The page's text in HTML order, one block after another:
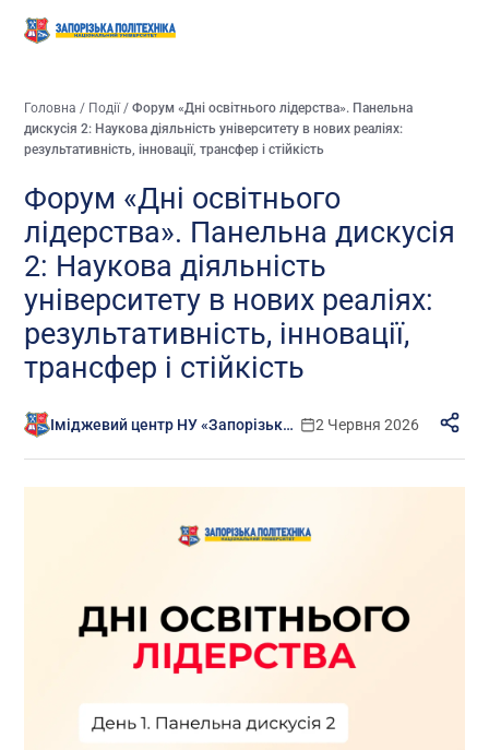
Головна / Події/Форум «Дні освітнього лідерства». Панельна
дискусія 2: Наукова діяльність університету в нових реаліях:
результативність, інновації, трансфер і стійкість
Форум «Дні освітнього
лідерства». Панельна дискусія
2: Наукова діяльність
університету в нових реаліях:
результативність, інновації,
трансфер і стійкість
Іміджевий центр НУ «Запорізька політехніка» 2 Червня 2026